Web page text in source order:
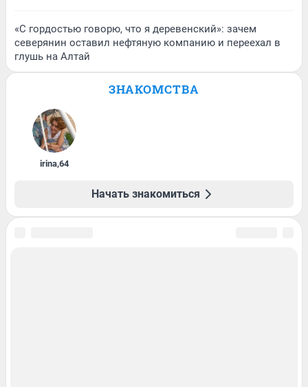
«С гордостью говорю, что я деревенский»: зачем
северянин оставил нефтяную компанию и переехал в
глушь на Алтай
ЗНАКОМСТВА
irina,64
Начать знакомиться